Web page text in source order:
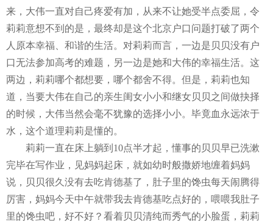
来，大伟一直对自己疼爱有加，从来不让她受半点委屈，令
莉莉意想不到的是，最终却是这个北京户口问题打破了两个
人原本幸福、和谐的生活。对莉莉而言，一边是贝贝没有户
口无法参加高考的难题，另一边是她和大伟的幸福生活。这
两边，莉莉哪个都想要，哪个都舍不得。但是，莉莉也知
道，当要大伟在自己的亲生闺女小小和继女贝贝之间做抉择
的时候，大伟当然会毫不犹豫的选择小小。毕竟血永远浓于
水，这个道理莉莉是懂的。
莉莉一直在床上躺到 10点半才起，懂事的贝贝早已洗漱
完毕在写作业，见妈妈起床，就如幼时般撒娇地缠着妈妈
说，贝贝很久没有去吃肯德基了，肚子里的馋虫每天闹腾得
厉害，妈妈今天中午就带我去肯德基吃点好的，喂喂我肚子
里的馋虫吧，好不好？看着贝贝清纯而秀气的小脸蛋，莉莉